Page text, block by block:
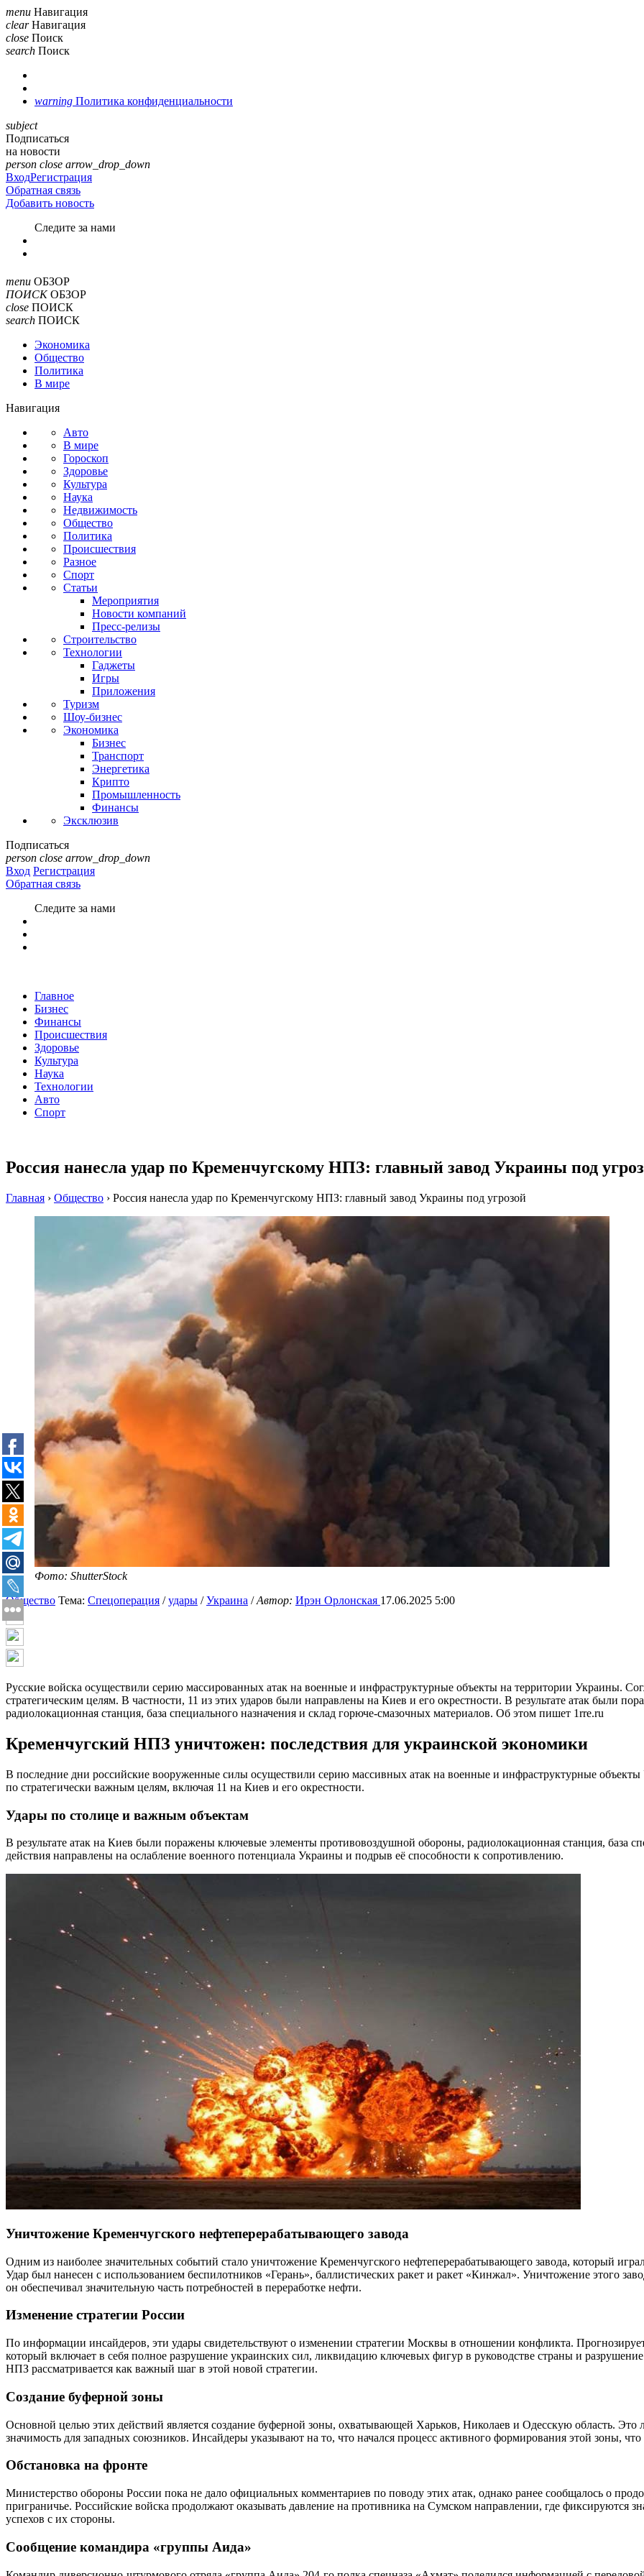
menu Навигация
clear Навигация
close Поиск
search Поиск
warning Политика конфиденциальности
subject
Подписаться
на новости
person close arrow_drop_down
ВходРегистрация
Обратная связь
Добавить новость
Cледите за нами
menu ОБЗОР
ПОИСК ОБЗОР
close ПОИСК
search ПОИСК
Экономика
Общество
Политика
В мире
Навигация
Авто
В мире
Гороскоп
Здоровье
Культура
Наука
Недвижимость
Общество
Политика
Происшествия
Разное
Спорт
Статьи
Мероприятия
Новости компаний
Пресс-релизы
Строительство
Технологии
Гаджеты
Игры
Приложения
Туризм
Шоу-бизнес
Экономика
Бизнес
Транспорт
Энергетика
Крипто
Промышленность
Финансы
Эксклюзив
Подписаться
person close arrow_drop_down
Вход Регистрация
Обратная связь
Следите за нами
Главное
Бизнес
Финансы
Происшествия
Здоровье
Культура
Наука
Технологии
Авто
Спорт
Россия нанесла удар по Кременчугскому НПЗ: главный завод Украины под
Главная › Общество › Россия нанесла удар по Кременчугскому НПЗ: главный завод Украины под угрозой
Фото: ShutterStock
Общество Тема: Спецоперация /удары /Украина /Автор: Ирэн Орлонская 17.06.2025 5:00
Русские войска осуществили серию массированных атак на военные и инфраструктурные объекты на территории Украины.
стратегическим целям. В частности, 11 из этих ударов были направлены на Киев и его окрестности. В результате атак были
радиолокационная станция, база специального назначения и склад горюче-смазочных материалов. Об этом пишет 1rre.ru
Кременчугский НПЗ уничтожен: последствия для украинской экономики
В последние дни российские вооруженные силы осуществили серию массивных атак на военные и инфраструктурные
по стратегически важным целям, включая 11 на Киев и его окрестности.
Удары по столице и важным объектам
В результате атак на Киев были поражены ключевые элементы противовоздушной обороны, радиолокационная станция, база
действия направлены на ослабление военного потенциала Украины и подрыв её способности к сопротивлению.
Уничтожение Кременчугского нефтеперерабатывающего завода
Одним из наиболее значительных событий стало уничтожение Кременчугского нефтеперерабатывающего завода, который
Удар был нанесен с использованием беспилотников «Герань», баллистических ракет и ракет «Кинжал». Уничтожение этого
он обеспечивал значительную часть потребностей в переработке нефти.
Изменение стратегии России
По информации инсайдеров, эти удары свидетельствуют о изменении стратегии Москвы в отношении конфликта.
который включает в себя полное разрушение украинских сил, ликвидацию ключевых фигур в руководстве страны и
НПЗ рассматривается как важный шаг в этой новой стратегии.
Создание буферной зоны
Основной целью этих действий является создание буферной зоны, охватывающей Харьков, Николаев и Одесскую область.
значимость для западных союзников. Инсайдеры указывают на то, что начался процесс активного формирования этой зоны,
Обстановка на фронте
Министерство обороны России пока не дало официальных комментариев по поводу этих атак, однако ранее сообщалось о
приграничье. Российские войска продолжают оказывать давление на противника на Сумском направлении, где фиксируются
успехов с их стороны.
Сообщение командира «группы Аида»